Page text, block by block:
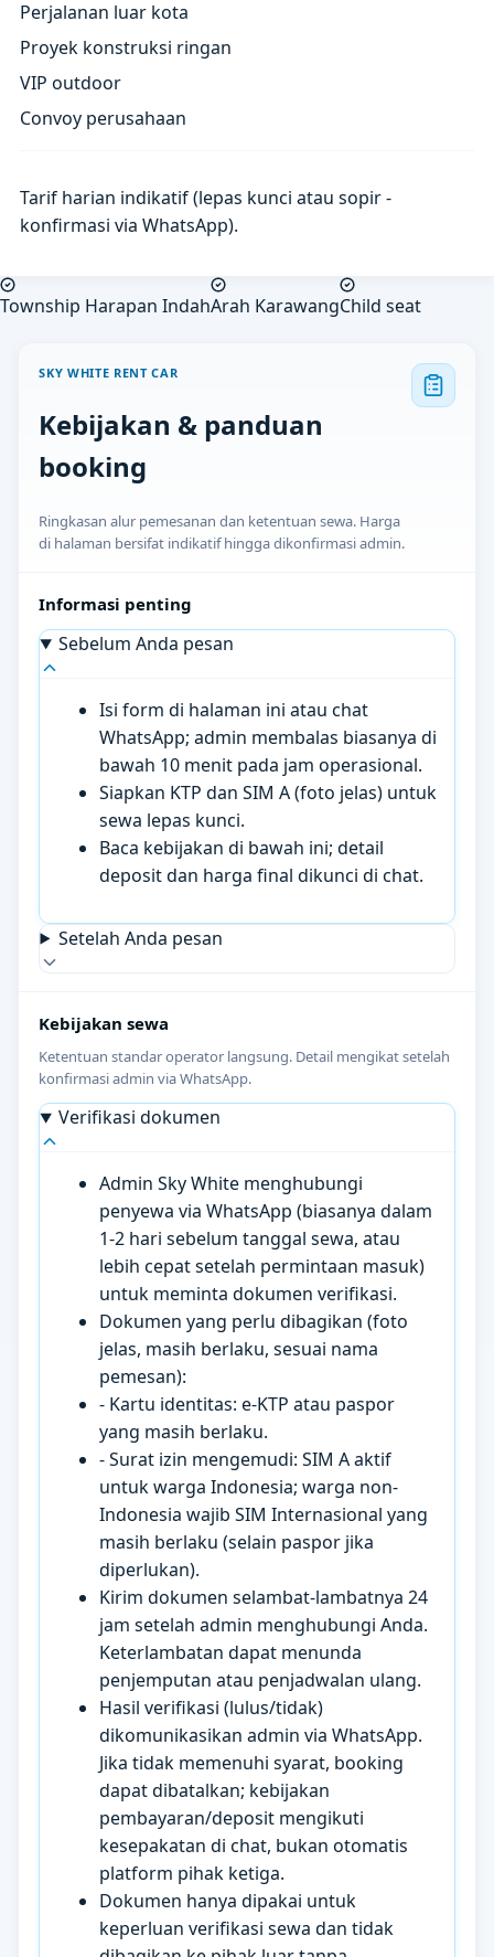
Perjalanan luar kota
Proyek konstruksi ringan
VIP outdoor
Convoy perusahaan
Tarif harian indikatif (lepas kunci atau sopir -
konfirmasi via WhatsApp).
Township Harapan IndahArah KarawangChild seat
SKY WHITE RENT CAR
Kebijakan & panduan
booking
Ringkasan alur pemesanan dan ketentuan sewa. Harga
di halaman bersifat indikatif hingga dikonfirmasi admin.
Informasi penting
Sebelum Anda pesan
Isi form di halaman ini atau chat
WhatsApp; admin membalas biasanya di
bawah 10 menit pada jam operasional.
Siapkan KTP dan SIM A (foto jelas) untuk
sewa lepas kunci.
Baca kebijakan di bawah ini; detail
deposit dan harga final dikunci di chat.
Setelah Anda pesan
Kebijakan sewa
Ketentuan standar operator langsung. Detail mengikat setelah
konfirmasi admin via WhatsApp.
Verifikasi dokumen
Admin Sky White menghubungi
penyewa via WhatsApp (biasanya dalam
1-2 hari sebelum tanggal sewa, atau
lebih cepat setelah permintaan masuk)
untuk meminta dokumen verifikasi.
Dokumen yang perlu dibagikan (foto
jelas, masih berlaku, sesuai nama
pemesan):
- Kartu identitas: e-KTP atau paspor
yang masih berlaku.
- Surat izin mengemudi: SIM A aktif
untuk warga Indonesia; warga non-
Indonesia wajib SIM Internasional yang
masih berlaku (selain paspor jika
diperlukan).
Kirim dokumen selambat-lambatnya 24
jam setelah admin menghubungi Anda.
Keterlambatan dapat menunda
penjemputan atau penjadwalan ulang.
Hasil verifikasi (lulus/tidak)
dikomunikasikan admin via WhatsApp.
Jika tidak memenuhi syarat, booking
dapat dibatalkan; kebijakan
pembayaran/deposit mengikuti
kesepakatan di chat, bukan otomatis
platform pihak ketiga.
Dokumen hanya dipakai untuk
keperluan verifikasi sewa dan tidak